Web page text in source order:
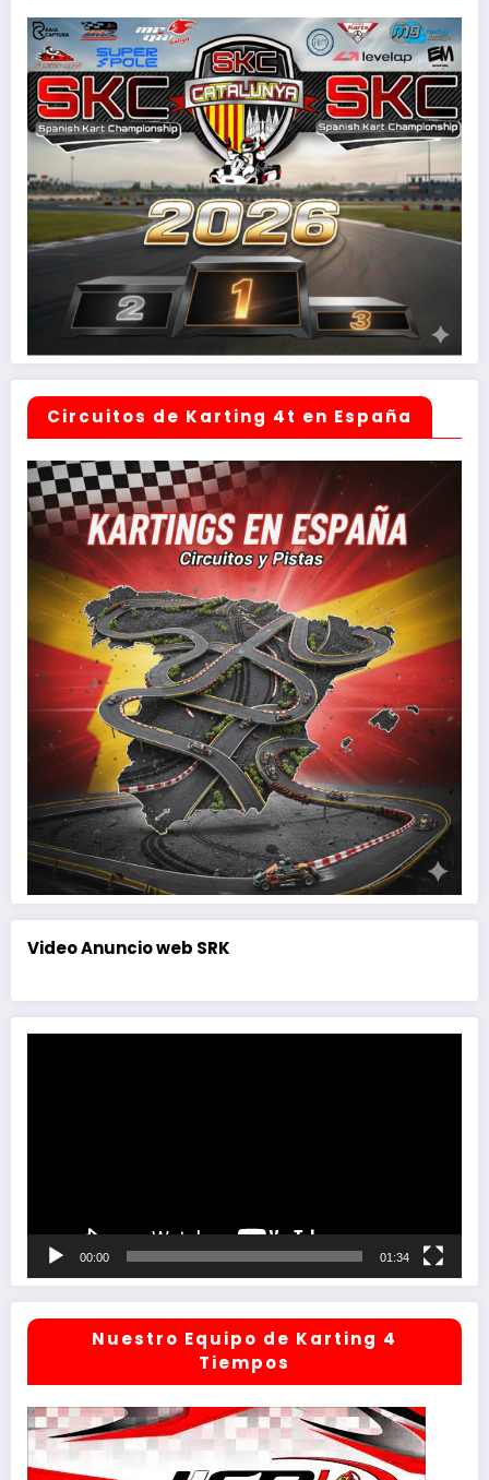
Circuitos de Karting 4t en España
Video Anuncio web SRK
00:00 01:34
Nuestro Equipo de Karting 4
Tiempos